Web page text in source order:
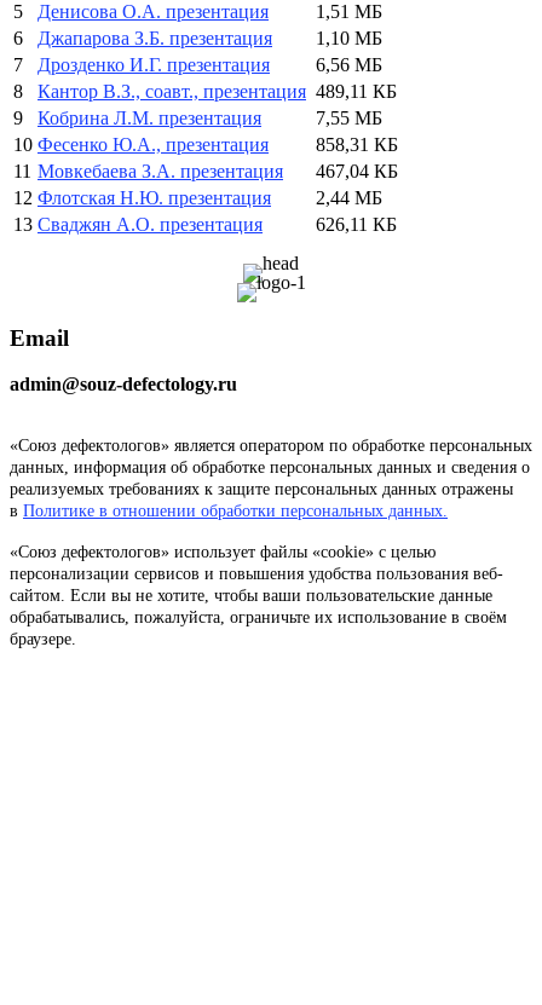
5
Денисова О.А. презентация
1,51 МБ
6
Джапарова З.Б. презентация
1,10 МБ
7
Дрозденко И.Г. презентация
6,56 МБ
8
Кантор В.З., соавт., презентация 489,11 КБ
9
Кобрина Л.М. презентация
7,55 МБ
10 Фесенко Ю.А., презентация
858,31 КБ
11 Мовкебаева З.А. презентация
467,04 КБ
12 Флотская Н.Ю. презентация
2,44 МБ
13 Сваджян А.О. презентация 626,11 КБ
Email
admin@souz-defectology.ru
«Союз дефектологов» является оператором по обработке персональных
данных, информация об обработке персональных данных и сведения о
реализуемых требованиях к защите персональных данных отражены
в Политике в отношении обработки персональных данных.
«Союз дефектологов» использует файлы «cookie» с целью
персонализации сервисов и повышения удобства пользования веб-
сайтом. Если вы не хотите, чтобы ваши пользовательские данные
обрабатывались, пожалуйста, ограничьте их использование в своём
браузере.